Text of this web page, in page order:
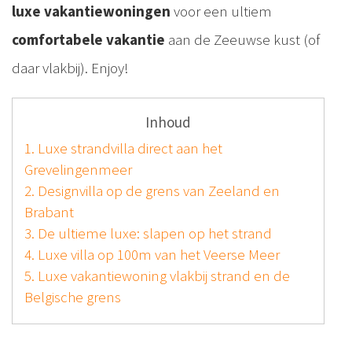
luxe vakantiewoningen voor een ultiem
comfortabele vakantie aan de Zeeuwse kust (of
daar vlakbij). Enjoy!
Inhoud
1. Luxe strandvilla direct aan het
Grevelingenmeer
2. Designvilla op de grens van Zeeland en
Brabant
3. De ultieme luxe: slapen op het strand
4. Luxe villa op 100m van het Veerse Meer
5. Luxe vakantiewoning vlakbij strand en de
Belgische grens